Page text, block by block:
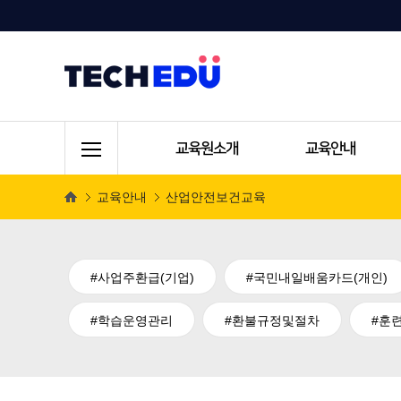
교육원소개 교육안내
사업주환급(기업) 국민내일배움카드(개인)
학습운영관리 환불규정및절차 훈
교육안내 산업안전보건교육